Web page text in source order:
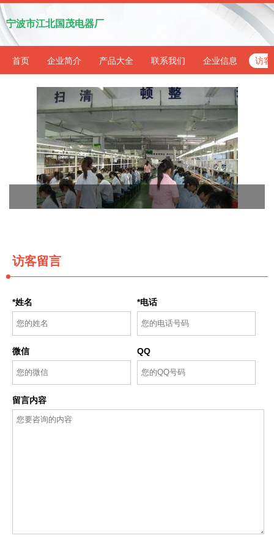
宁波市江北国茂电器厂
首页 企业简介 产品大全 联系我们 企业信息 访客
访客留言
*姓名 *电话
微信 QQ
留言内容